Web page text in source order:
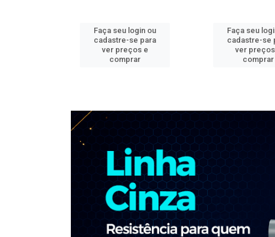
Faça seu login ou
cadastre-se para
ver preços e
comprar
Faça seu
cadastre-se
ver
comprar